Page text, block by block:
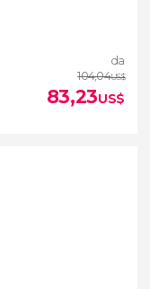
più famosa
da
104,04US$
83,23US$